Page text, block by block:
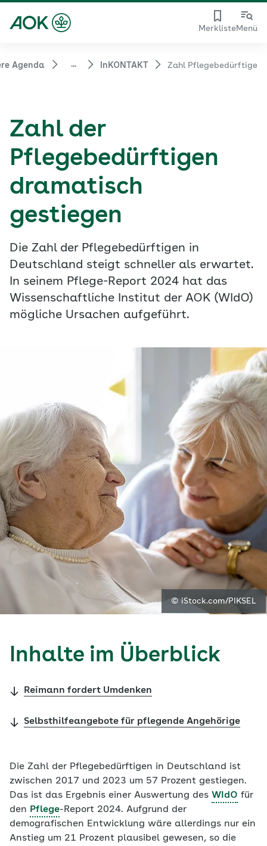
MerklisteMenü
Agenda ... InKONTAKT Zahl Pflegebedürftige
Zahl der
Pflegebedürftigen
dramatisch
gestiegen
Die Zahl der Pflegebedürftigen in
Deutschland steigt schneller als erwartet.
In seinem Pflege-Report 2024 hat das
Wissenschaftliche Institut der AOK (WIdO)
mögliche Ursachen aufgeführt.
© iStock.com/PIKSEL
Inhalte im Überblick
Reimann fordert Umdenken
Selbsthilfeangebote für pflegende Angehörige
Die Zahl der Pflegebedürftigen in Deutschland ist
zwischen 2017 und 2023 um 57 Prozent gestiegen.
Das ist das Ergebnis einer Auswertung des WIdO für
den Pflege-Report 2024. Aufgrund der
demografischen Entwicklung wäre allerdings nur ein
Anstieg um 21 Prozent plausibel gewesen, so die